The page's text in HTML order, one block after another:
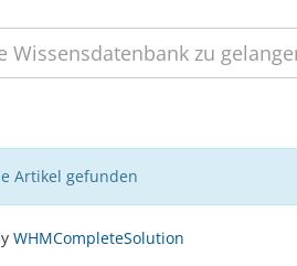
Artikel gefunden
WHMCompleteSolution